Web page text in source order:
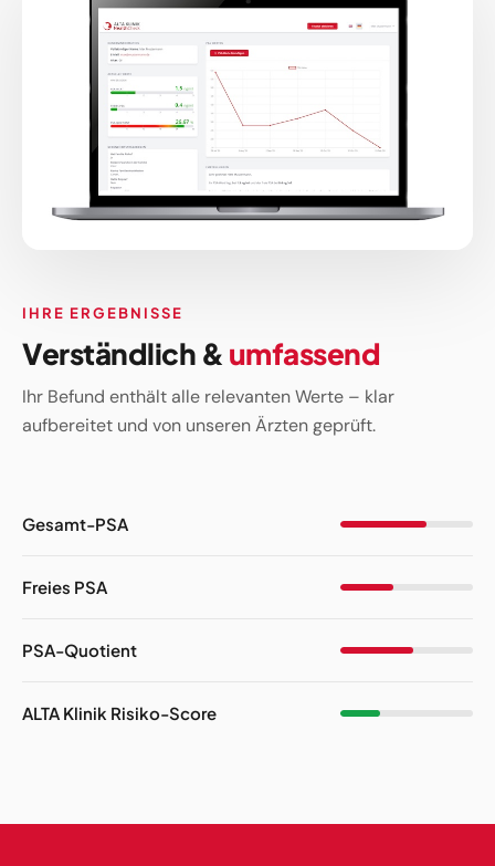
IHRE ERGEBNISSE
Verständlich & umfassend
Ihr Befund enthält alle relevanten Werte – klar
aufbereitet und von unseren Ärzten geprüft.
Gesamt-PSA
Freies PSA
PSA-Quotient
ALTA Klinik Risiko-Score